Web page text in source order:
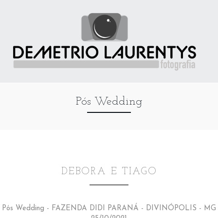
Pós Wedding
DEBORA E TIAGO
Pós Wedding - FAZENDA DIDI PARANÁ - DIVINÓPOLIS - MG